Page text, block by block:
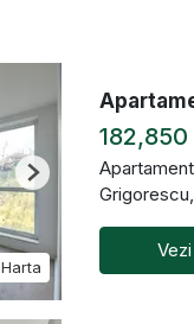
Harta
Next
182,850